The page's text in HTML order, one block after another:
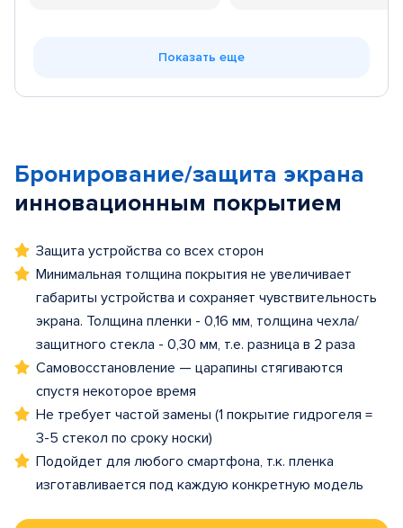
Показать еще
Бронирование/защита экрана
инновационным покрытием
Защита устройства со всех сторон
Минимальная толщина покрытия не увеличивает
габариты устройства и сохраняет чувствительность
экрана. Толщина пленки - 0,16 мм, толщина чехла/
защитного стекла - 0,30 мм, т.е. разница в 2 раза
Самовосстановление — царапины стягиваются
спустя некоторое время
Не требует частой замены (1 покрытие гидрогеля =
3-5 стекол по сроку носки)
Подойдет для любого смартфона, т.к. пленка
изготавливается под каждую конкретную модель